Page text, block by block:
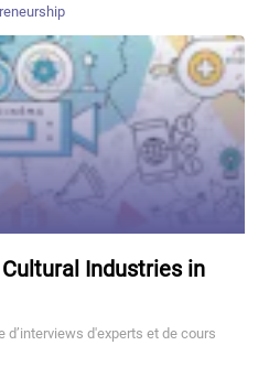
Industries in
d'experts et de cours